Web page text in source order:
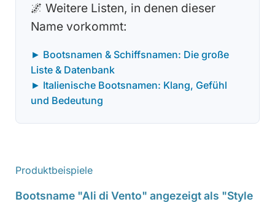
🌌 Weitere Listen, in denen dieser
Name vorkommt:
► Bootsnamen & Schiffsnamen: Die große
Liste & Datenbank
► Italienische Bootsnamen: Klang, Gefühl
und Bedeutung
Produktbeispiele
Bootsname "Ali di Vento" angezeigt als "Style